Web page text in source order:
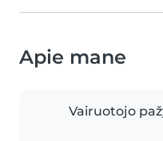
Apie mane
Vairuotojo